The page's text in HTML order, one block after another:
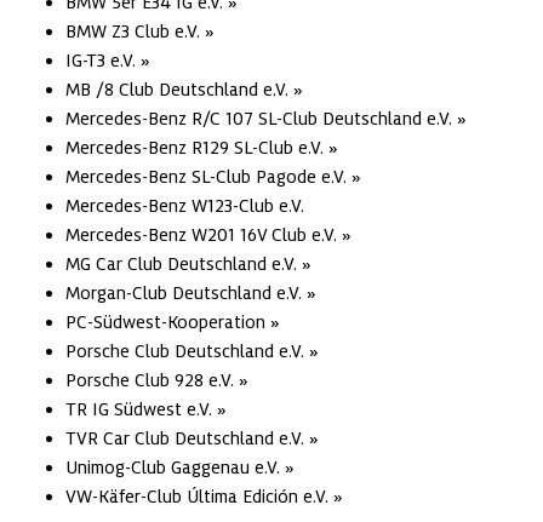
BMW Z3 Club e.V.
IG-T3 e.V.
MB /8 Club Deutschland e.V.
Mercedes-Benz R/C 107 SL-Club Deutschland e.V.
Mercedes-Benz R129 SL-Club e.V.
Mercedes-Benz SL-Club Pagode e.V.
Mercedes-Benz W123-Club e.V.
Mercedes-Benz W201 16V Club e.V.
MG Car Club Deutschland e.V.
Morgan-Club Deutschland e.V.
PC-Südwest-Kooperation
Porsche Club Deutschland e.V.
Porsche Club 928 e.V.
TR IG Südwest e.V.
TVR Car Club Deutschland e.V.
Unimog-Club Gaggenau e.V.
VW-Käfer-Club Última Edición e.V.